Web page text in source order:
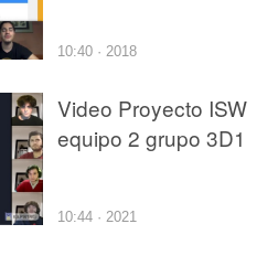
10:40 · 2018
Video Proyecto ISW
equipo 2 grupo 3D1
10:44 · 2021